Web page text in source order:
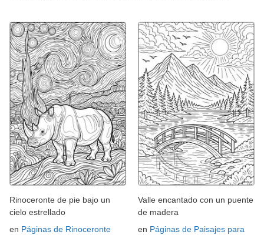
Rinoceronte de pie bajo un
cielo estrellado
en Páginas de Rinoceronte
Valle encantado con un puente
de madera
en Páginas de Paisajes para